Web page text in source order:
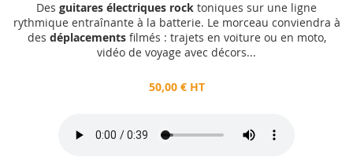
Des guitares électriques rock toniques sur une ligne
rythmique entraînante à la batterie. Le morceau conviendra à
des déplacementsfilmés : trajets en voiture ou en moto,
vidéo de voyage avec décors...
50,00 € HT